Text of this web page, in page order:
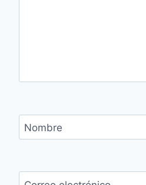
Nombre